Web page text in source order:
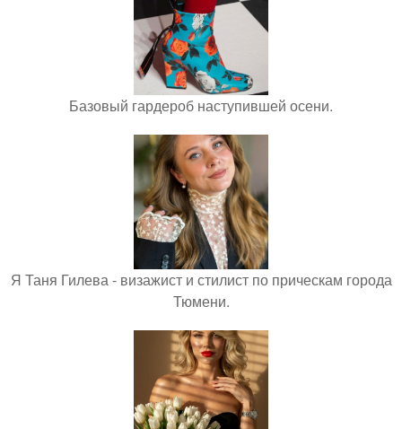
Базовый гардероб наступившей осени.
Я Таня Гилева - визажист и стилист по прическам города
Тюмени.